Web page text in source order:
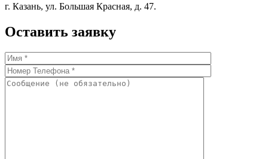
г. Казань, ул. Большая Красная, д. 47.
Оставить заявку